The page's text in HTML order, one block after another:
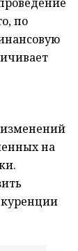
по
изменений
на